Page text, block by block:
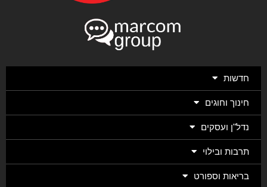
חדשות
חינוך וחוגים
נדל"ן ועסקים
תרבות ובילוי
בריאות וספורט